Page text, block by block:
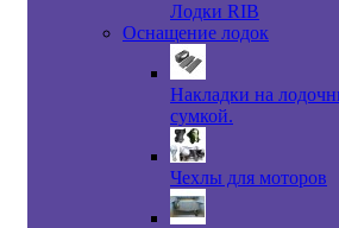
Лодки RIB
Оснащение лодок
Накладки на
сумкой.
Чехлы для моторов